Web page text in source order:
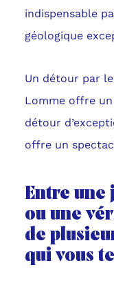
indispensable
géologique
Un détour par
Lomme offre
détour
offre un
Entre une
ou une
de
qui vous